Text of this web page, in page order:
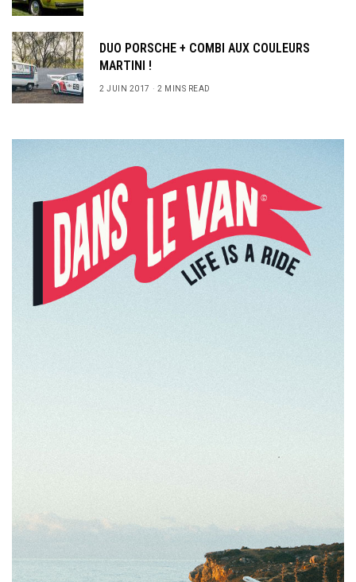
DUO PORSCHE + COMBI AUX COULEURS
MARTINI !
2 JUIN 2017 2 MINS READ